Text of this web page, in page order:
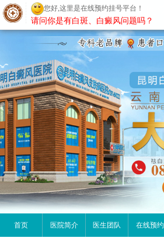
昆明白癜风医院
首页 医院简介 医生团队 在线预约
您好,这里是在线预约挂号平台！
请问你是有白斑、白癜风问题吗？